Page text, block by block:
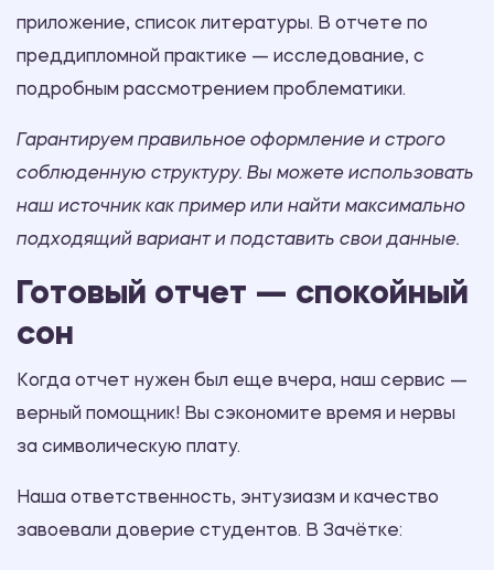
приложение, список литературы. В отчете по
преддипломной практике — исследование, с
подробным рассмотрением проблематики.
Гарантируем правильное оформление и строго
соблюденную структуру. Вы можете использовать
наш источник как пример или найти максимально
подходящий вариант и подставить свои данные.
Готовый отчет — спокойный
сон
Когда отчет нужен был еще вчера, наш сервис —
верный помощник! Вы сэкономите время и нервы
за символическую плату.
Наша ответственность, энтузиазм и качество
завоевали доверие студентов. В Зачётке: